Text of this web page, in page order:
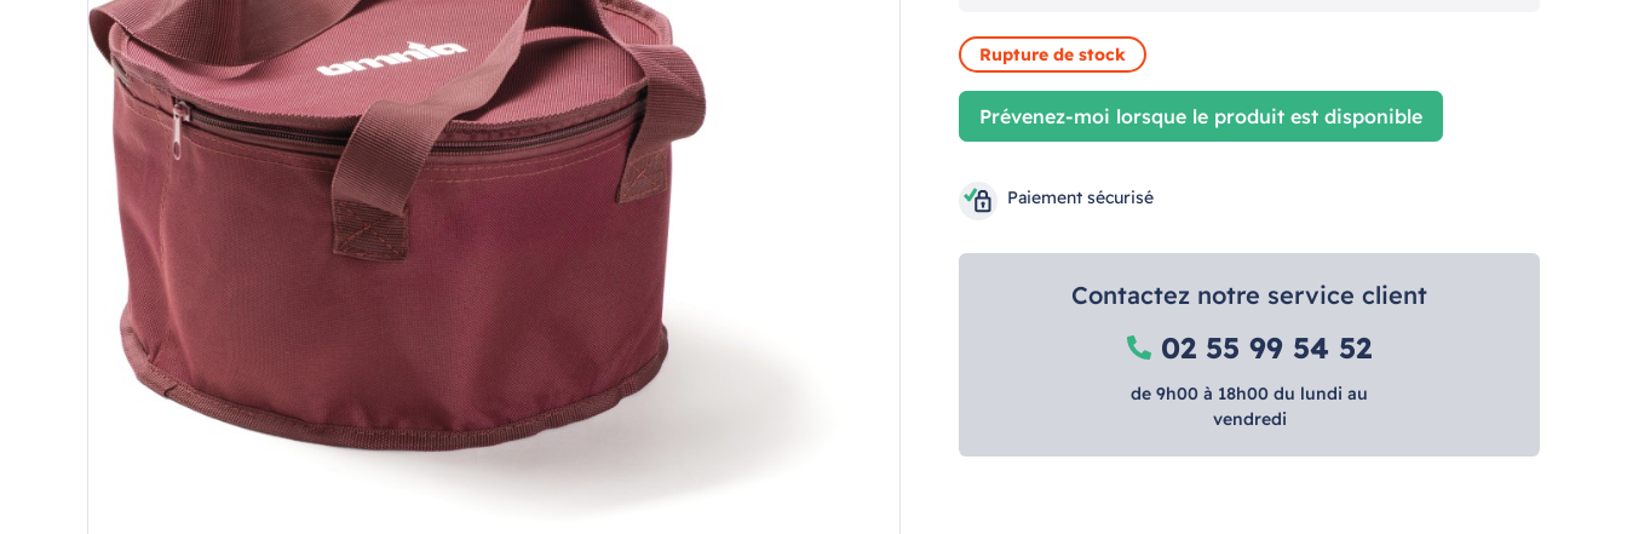
Rupture de stock
Prévenez-moi lorsque le produit est disponible
Paiement sécurisé
Contactez notre service client
02 55 99 54 52
de 9h00 à 18h00 du lundi au
vendredi